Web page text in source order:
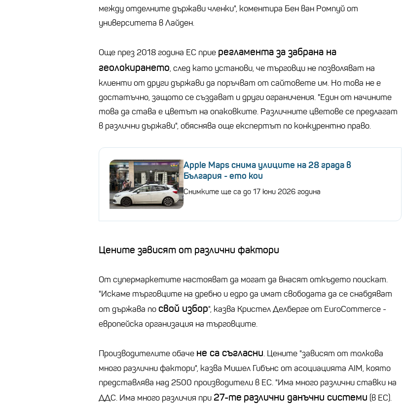
между отделните държави членки", коментира Бен ван Ромпуй от
университета в Лайден.
Още през 2018 година ЕС прие регламента за забрана на
геолокирането, след като установи, че търговци не позволяват на
клиенти от други държави да поръчват от сайтовете им. Но това не е
достатъчно, защото се създават и други ограничения. "Един от начините
това да става е цветът на опаковките. Различните цветове се предлагат
в различни държави", обяснява още експертът по конкурентно право.
Apple Maps снима улиците на 28 града в
България - ето кои
Снимките ще са до 17 юни 2026 година
Цените зависят от различни фактори
От супермаркетите настояват да могат да внасят откъдето поискат.
"Искаме търговците на дребно и едро да имат свободата да се снабдяват
от държава посвой избор", казва Кристел Делберге от EuroCommerce -
европейска организация на търговците.
Производителите обаче не са съгласни. Цените "зависят от толкова
много различни фактори", казва Мишел Гибънс от асоциацията AIM, която
представлява над 2500 производители в ЕС. "Има много различни ставки на
ДДС. Има много различия при 27-те различни данъчни системи (в ЕС).